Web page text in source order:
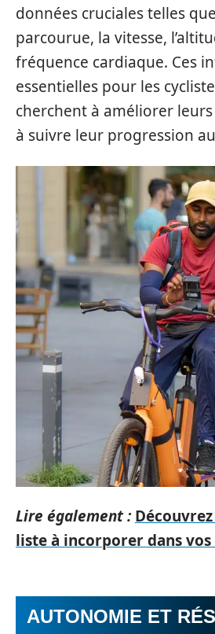
données cruciales telles
parcourue, la vitesse,
fréquence cardiaque. Ces
essentielles pour les
cherchent à améliorer
à suivre leur progression
Lire également :
liste à incorporer dans
AUTONOMIE ET